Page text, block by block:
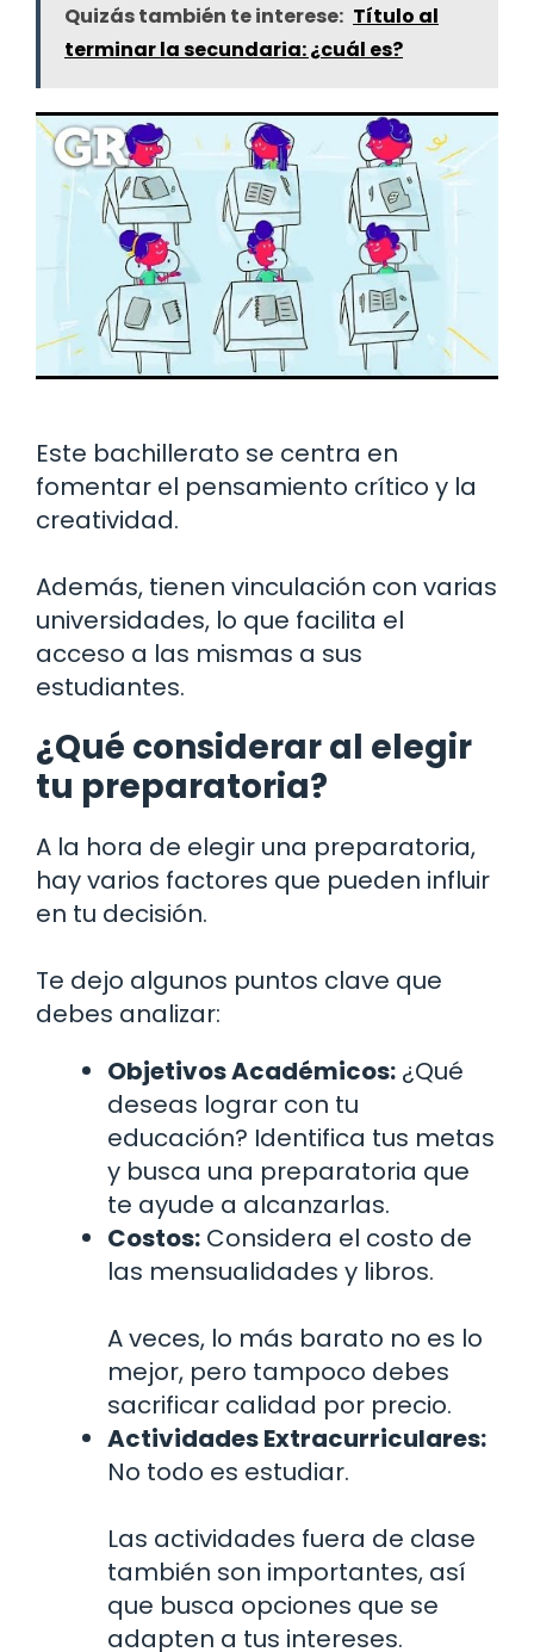
Quizás también te interese: Título al
terminar la secundaria: ¿cuál es?
Este bachillerato se centra en
fomentar el pensamiento crítico y la
creatividad.
Además, tienen vinculación con varias
universidades, lo que facilita el
acceso a las mismas a sus
estudiantes.
¿Qué considerar al elegir
tu preparatoria?
A la hora de elegir una preparatoria,
hay varios factores que pueden influir
en tu decisión.
Te dejo algunos puntos clave que
debes analizar:
Objetivos Académicos: ¿Qué
deseas lograr con tu
educación? Identifica tus metas
y busca una preparatoria que
te ayude a alcanzarlas.
Costos: Considera el costo de
las mensualidades y libros.
A veces, lo más barato no es lo
mejor, pero tampoco debes
sacrificar calidad por precio.
Actividades Extracurriculares:
No todo es estudiar.
Las actividades fuera de clase
también son importantes, así
que busca opciones que se
adapten a tus intereses.